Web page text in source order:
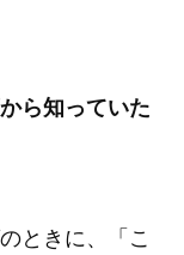
ら知っていた
ときに、「こ